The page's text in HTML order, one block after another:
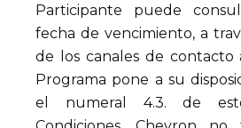
Participante puede
fecha de vencimiento, a
de los canales de contacto
Programa pone a su
el numeral 4.3. de